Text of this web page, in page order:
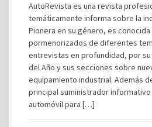
AutoRevista es una revista
temáticamente informa sobre la
Pionera en su género, es
pormenorizados de diferentes
entrevistas en profundidad, por
del Año y sus secciones sobre
equipamiento industrial. Además
principal suministrador
automóvil para […]